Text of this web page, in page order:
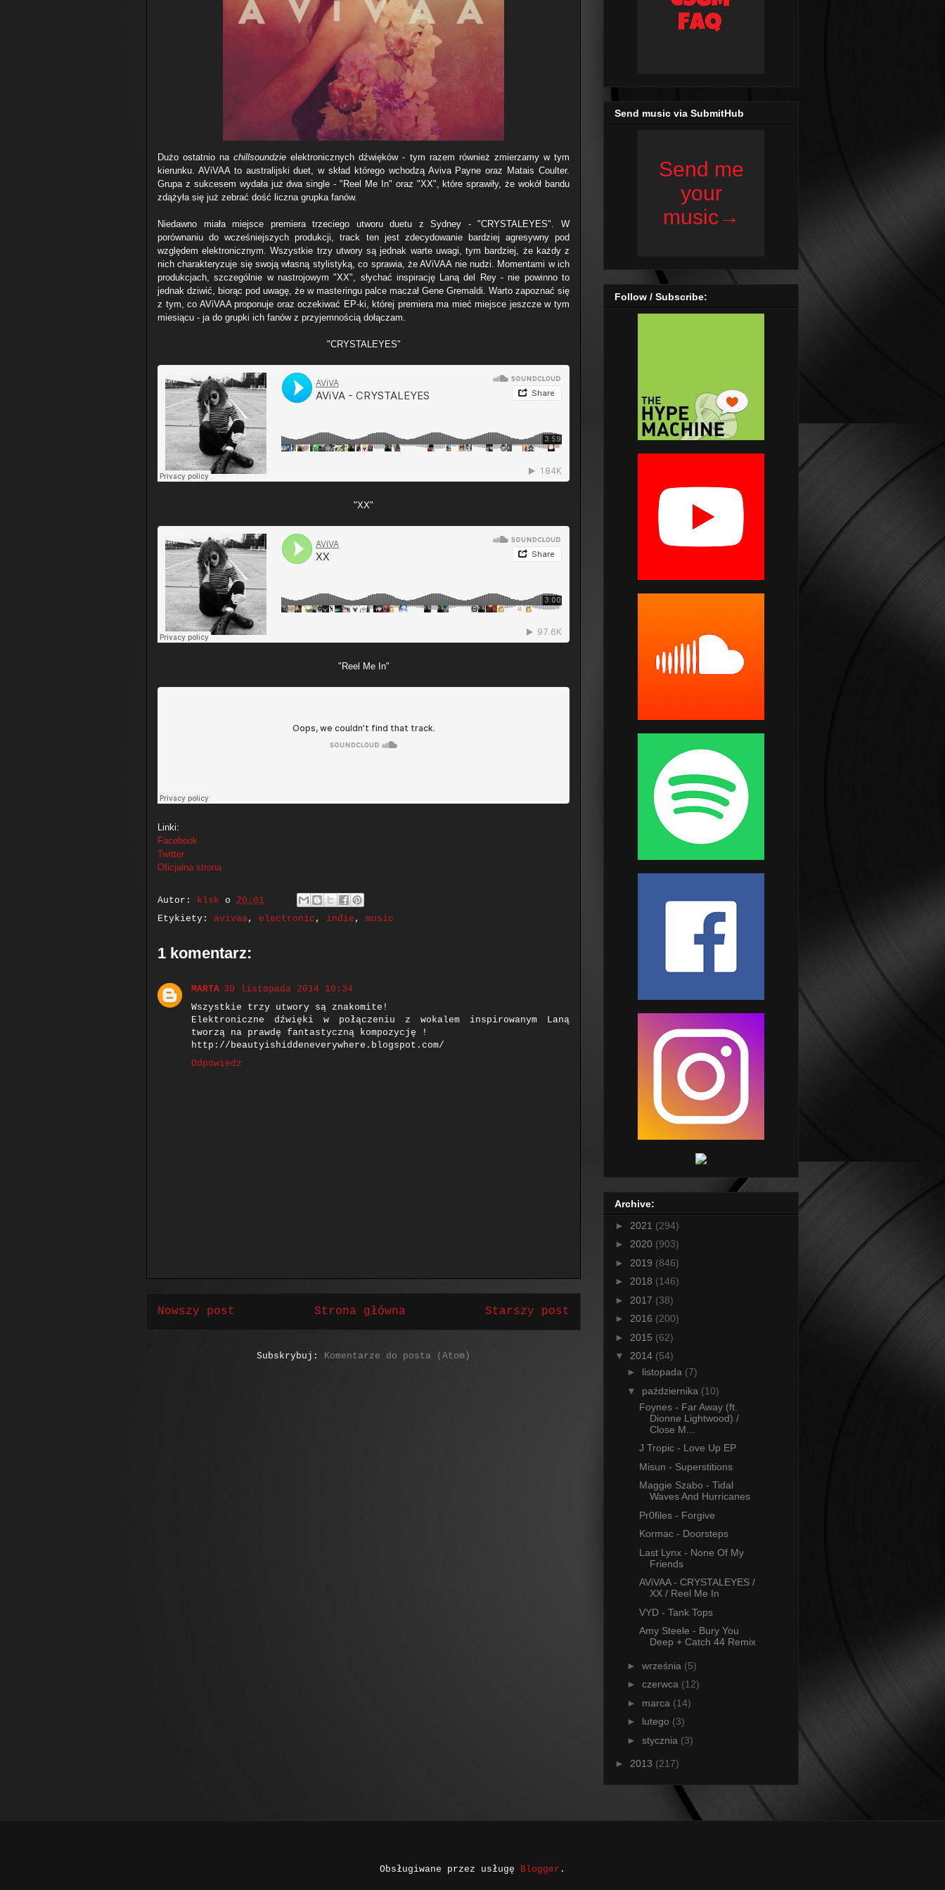
Dużo ostatnio nachillsoundzie elektronicznych dźwięków - tym razem również zmierzamy w tym
kierunku. AViVAA to australijski duet, w skład którego wchodzą Aviva Payne oraz Matais Coulter.
Grupa z sukcesem wydała już dwa single - "Reel Me In" oraz "XX", które sprawiły, że wokół bandu
zdążyła się już zebrać dość liczna grupka fanów.
Niedawno miała miejsce premiera trzeciego utworu duetu z Sydney - "CRYSTALEYES". W
porównaniu do wcześniejszych produkcji, track ten jest zdecydowanie bardziej agresywny pod
względem elektronicznym. Wszystkie trzy utwory są jednak warte uwagi, tym bardziej, że każdy z
nich charakteryzuje się swoją własną stylistyką, co sprawia, że AViVAA nie nudzi. Momentami w ich
produkcjach, szczególnie w nastrojowym "XX", słychać inspirację Laną del Rey - nie powinno to
jednak dziwić, biorąc pod uwagę, że w masteringu palce maczał Gene Gremaldi. Warto zapoznać się
z tym, co AViVAA proponuje oraz oczekiwać EP-ki, której premiera ma mieć miejsce jeszcze w tym
miesiącu - ja do grupki ich fanów z przyjemnością dołączam.
"CRYSTALEYES"
"XX"
"Reel Me In"
Linki:
Facebook
Twitter
Oficjalna strona
Autor: klsk o 20:01
Etykiety: avivaa, electronic , indie , music
1 komentarz:
MARTA 30 listopada 2014 10:34
Wszystkie trzy utwory są znakomite!
Elektroniczne dźwięki w połączeniu z wokalem inspirowanym Laną
tworzą na prawdę fantastyczną kompozycję !
http://beautyishiddeneverywhere.blogspot.com/
Odpowiedz
Nowszy post Starszy post
Strona główna
Subskrybuj: Komentarze do posta (Atom)
Send music via SubmitHub
Follow / Subscribe:
Archive:
► 2021 (294)
► 2020 (903)
► 2019 (846)
► 2018 (146)
► 2017 (38)
► 2016 (200)
► 2015 (62)
▼ 2014 (54)
► listopada (7)
▼ października (10)
Foynes - Far Away (ft.
Dionne Lightwood) /
Close M...
J Tropic - Love Up EP
Misun - Superstitions
Maggie Szabo - Tidal
Waves And Hurricanes
Pr0files - Forgive
Kormac - Doorsteps
Last Lynx - None Of My
Friends
AViVAA - CRYSTALEYES /
XX / Reel Me In
VYD - Tank Tops
Amy Steele - Bury You
Deep + Catch 44 Remix
► września (5)
► czerwca (12)
► marca (14)
► lutego (3)
► stycznia (3)
► 2013 (217)
Obsługiwane przez usługę Blogger .